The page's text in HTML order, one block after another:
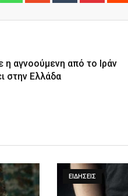
η αγνοούμενη από το Ιράν
στην Ελλάδα
ΕΙΔΉΣΕΙΣ